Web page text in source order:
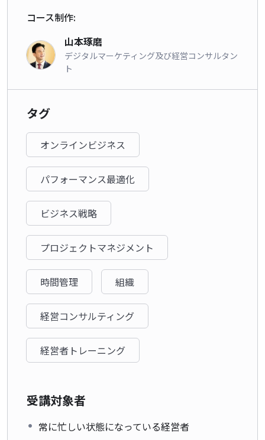
コース制作:
山本琢磨
デジタルマーケティング及び経営コンサルタン
ト
タグ
オンラインビジネス
パフォーマンス最適化
ビジネス戦略
プロジェクトマネジメント
時間管理 組織
経営コンサルティング
経営者トレーニング
受講対象者
常に忙しい状態になっている経営者